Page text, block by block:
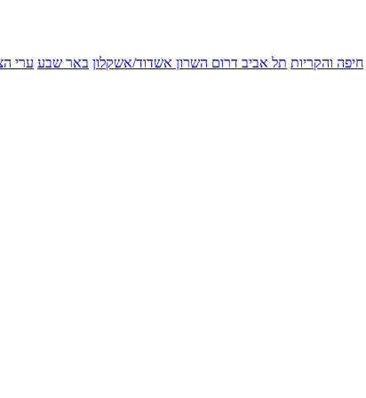
חיפה והקריות תל אביב דרום השרון אשדוד/אשקלון באר שבע ערי